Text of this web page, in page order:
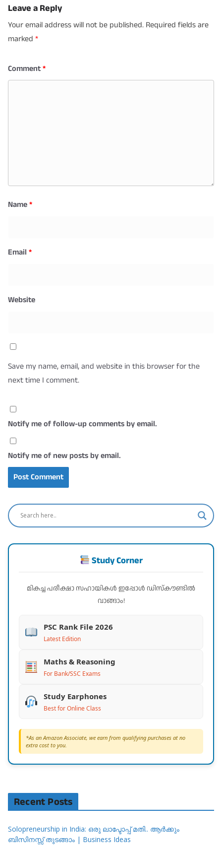
Leave a Reply
Your email address will not be published. Required fields are
marked *
Comment*
Name*
Email *
Website
Save my name, email, and website in this browser for the
next time I comment.
Notify me of follow-up comments by email.
Notify me of new posts by email.
Study Corner
മികച്ച പരീക്ഷാ സഹായികൾ ഇപ്പോൾ ഡിസ്കൗണ്ടിൽ
വാങ്ങാം!
PSC Rank File 2026
Latest Edition
Maths & Reasoning
For Bank/SSC Exams
Study Earphones
Best for Online Class
*As an Amazon Associate, we earn from qualifying purchases at no
extra cost to you.
Recent Posts
Solopreneurship in India: ഒരു ലാപ്ടോപ്പ് മതി.. ആർക്കും
ബിസിനസ്സ് തുടങ്ങാം | Business Ideas